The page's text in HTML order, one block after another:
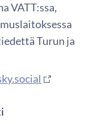
VATT:ssa,
Turun ja